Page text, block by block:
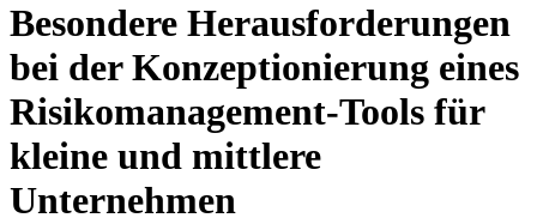
Besondere Herausforderungen
bei der Konzeptionierung eines
Risikomanagement-Tools für
kleine und mittlere
Unternehmen